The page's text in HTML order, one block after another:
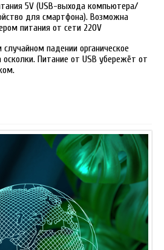
5V (USB-выхода компьютера/
для смартфона). Возможна
питания от сети 220V
случайном падении органическое
осколки. Питание от USB убережёт от